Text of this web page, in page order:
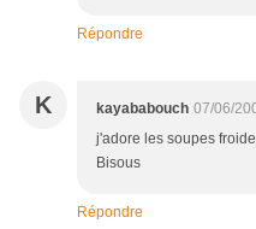
Répondre
K kayababouch 07/06/
j'adore les soupes
Bisous
Répondre